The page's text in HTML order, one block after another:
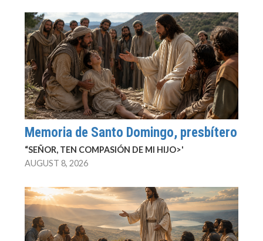
Memoria de Santo Domingo, presbítero
“SEÑOR, TEN COMPASIÓN DE MI HIJO>'
AUGUST 8, 2026